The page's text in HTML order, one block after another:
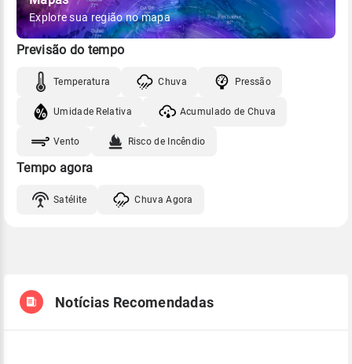
Explore sua região no mapa
Previsão do tempo
Temperatura Chuva Pressão
Umidade Relativa Acumulado de Chuva
Vento Risco de Incêndio
Tempo agora
Satélite Chuva Agora
Notícias Recomendadas